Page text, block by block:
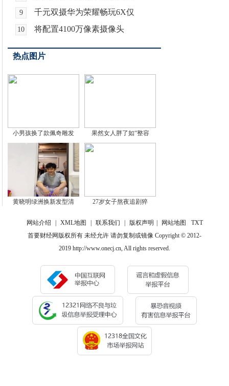
9 千元双摄华为荣耀畅玩6X仅
10 将配置4100万像素摄像头
热点图片
小男孩换了款佩奇雕发 果然女人胖了如“整容
黄晓明绿洲换新发型清 27岁女子熬夜追剧猝
网站介绍 XML地图 联系我们 版权声明 网站地图
TXT
首要财经网版权所有 未经允许 请勿复制或镜像 Copyright © 2012-
2019 http://www.onecj.cn, All rights reserved.